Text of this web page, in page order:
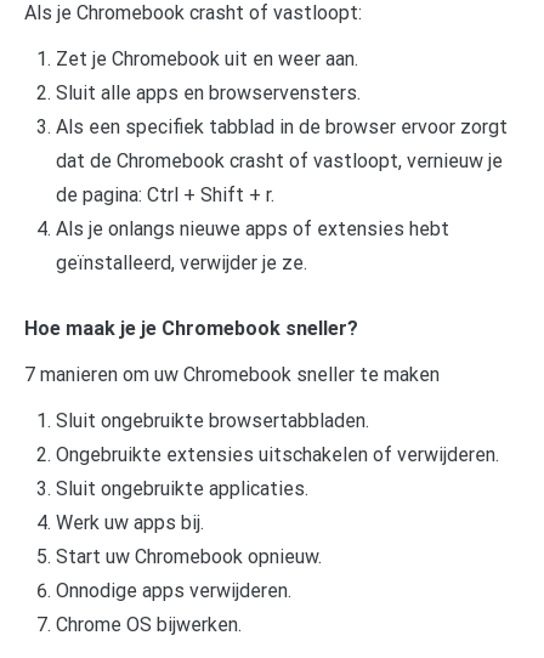
Als je Chromebook crasht of vastloopt:
Zet je Chromebook uit en weer aan.
Sluit alle apps en browservensters.
Als een specifiek tabblad in de browser ervoor zorgt
dat de Chromebook crasht of vastloopt, vernieuw je
de pagina: Ctrl + Shift + r.
Als je onlangs nieuwe apps of extensies hebt
geïnstalleerd, verwijder je ze.
Hoe maak je je Chromebook sneller?
7 manieren om uw Chromebook sneller te maken
Sluit ongebruikte browsertabbladen.
Ongebruikte extensies uitschakelen of verwijderen.
Sluit ongebruikte applicaties.
Werk uw apps bij.
Start uw Chromebook opnieuw.
Onnodige apps verwijderen.
Chrome OS bijwerken.